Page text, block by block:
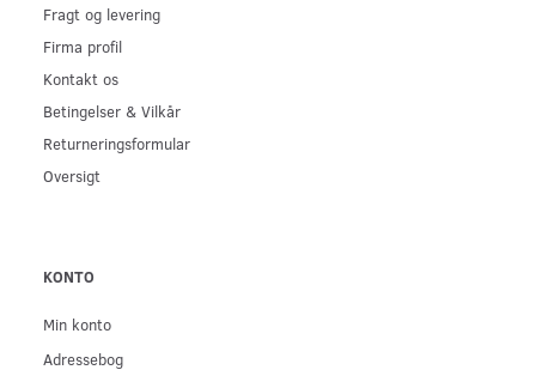
Fragt og levering
Firma profil
Kontakt os
Betingelser & Vilkår
Returneringsformular
Oversigt
KONTO
Min konto
Adressebog